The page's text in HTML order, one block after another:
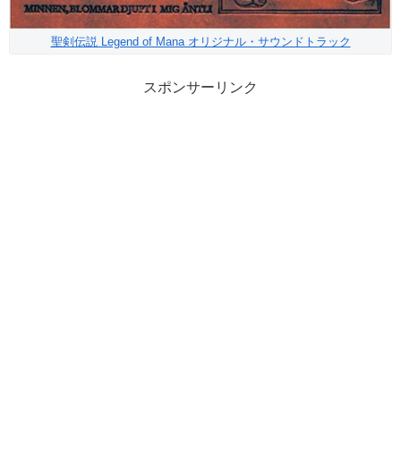
聖剣伝説 Legend of Mana オリジナル・サウンドトラック
スポンサーリンク